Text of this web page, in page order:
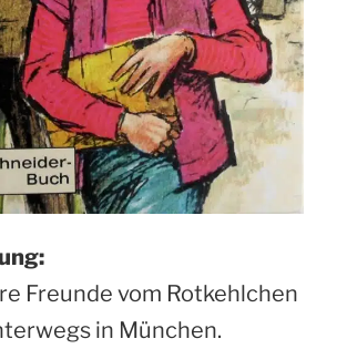
Freunde vom Rotkehlchen
in München.